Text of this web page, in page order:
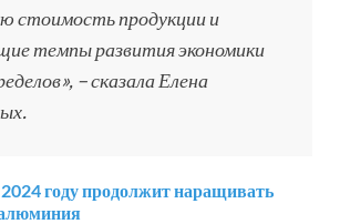
стоимость продукции и
темпы развития экономики
– сказала Елена
году продолжит наращивать